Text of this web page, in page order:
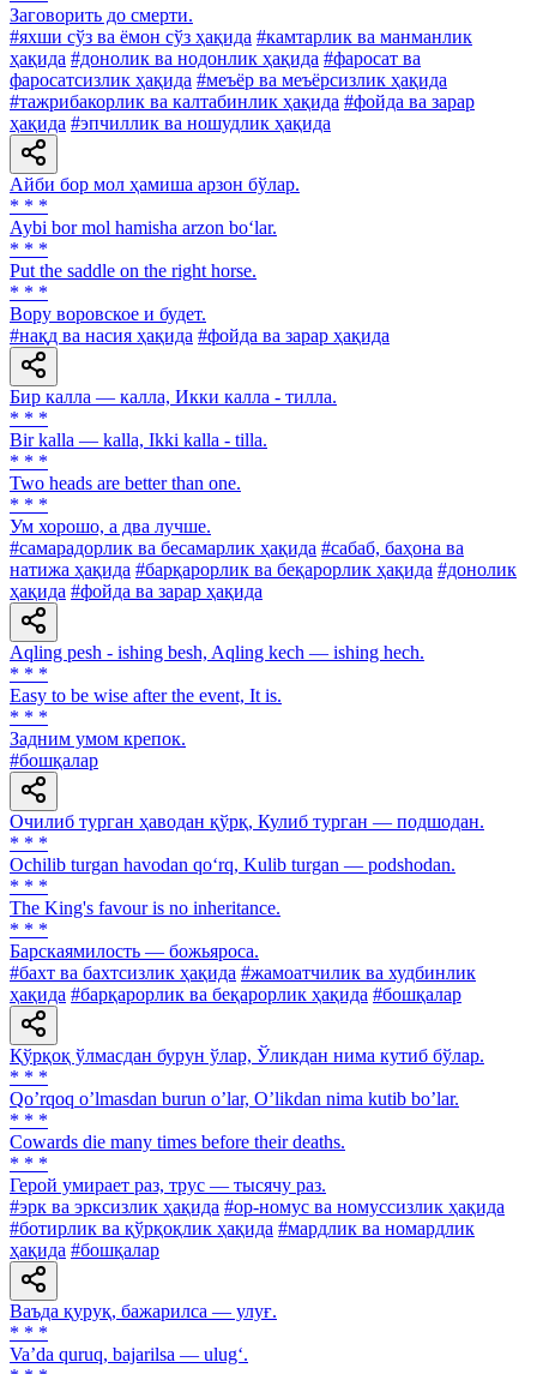
Заговорить до смерти.
#яхши сўз ва ёмон сўз ҳақида #камтарлик ва манманлик
ҳақида #донолик ва нодонлик ҳақида #фаросат ва
фаросатсизлик ҳақида #меъёр ва меъёрсизлик ҳақида
#тажрибакорлик ва калтабинлик ҳақида #фойда ва зарар
ҳақида #эпчиллик ва ношудлик ҳақида
Айби бор мол ҳамиша арзон бўлар.
* * *
Aybi bor mol hamisha arzon bo‘lar.
* * *
Put the saddle on the right horse.
* * *
Вору воровское и будет.
#нақд ва насия ҳақида #фойда ва зарар ҳақида
Бир калла — калла, Икки калла - тилла.
* * *
Bir kalla — kalla, Ikki kalla - tilla.
* * *
Two heads are better than one.
* * *
Ум хорошо, а два лучше.
#самарадорлик ва бесамарлик ҳақида #сабаб, баҳона ва
натижа ҳақида #барқарорлик ва беқарорлик ҳақида #донолик
ҳақида #фойда ва зарар ҳақида
Aqling pesh - ishing besh, Aqling kech — ishing hech.
* * *
Easy to be wise after the event, It is.
* * *
Задним умом крепок.
#бошқалар
Очилиб турган ҳаводан қўрқ, Кулиб турган — подшодан.
* * *
Ochilib turgan havodan qo‘rq, Kulib turgan — podshodan.
* * *
The King's favour is no inheritance.
* * *
Барскаямилость — божьяроса.
#бахт ва бахтсизлик ҳақида #жамоатчилик ва худбинлик
ҳақида #барқарорлик ва беқарорлик ҳақида #бошқалар
Қўрқоқ ўлмасдан бурун ўлар, Ўликдан нима кутиб бўлар.
* * *
Qoʼrqoq oʼlmasdan burun oʼlar, Oʼlikdan nima kutib boʼlar.
* * *
Cowards die many times before their deaths.
* * *
Герой умирает раз, трус — тысячу раз.
#эрк ва эрксизлик ҳақида #ор-номус ва номуссизлик ҳақида
#ботирлик ва қўрқоқлик ҳақида #мардлик ва номардлик
ҳақида #бошқалар
Ваъда қуруқ, бажарилса — улуғ.
* * *
Va’da quruq, bajarilsa — ulug‘.